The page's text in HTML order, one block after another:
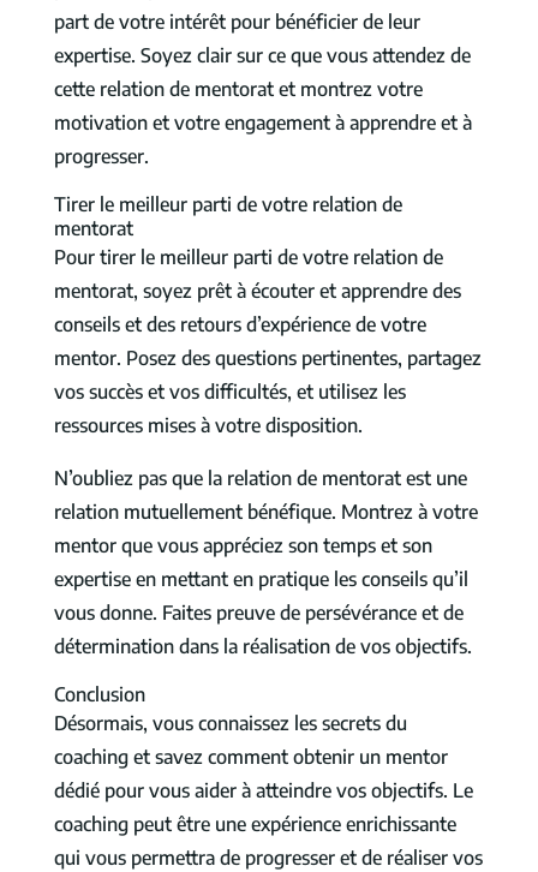
part de votre intérêt pour bénéficier de leur
expertise. Soyez clair sur ce que vous attendez de
cette relation de mentorat et montrez votre
motivation et votre engagement à apprendre et à
progresser.
Tirer le meilleur parti de votre relation de
mentorat
Pour tirer le meilleur parti de votre relation de
mentorat, soyez prêt à écouter et apprendre des
conseils et des retours d’expérience de votre
mentor. Posez des questions pertinentes, partagez
vos succès et vos difficultés, et utilisez les
ressources mises à votre disposition.
N’oubliez pas que la relation de mentorat est une
relation mutuellement bénéfique. Montrez à votre
mentor que vous appréciez son temps et son
expertise en mettant en pratique les conseils qu’il
vous donne. Faites preuve de persévérance et de
détermination dans la réalisation de vos objectifs.
Conclusion
Désormais, vous connaissez les secrets du
coaching et savez comment obtenir un mentor
dédié pour vous aider à atteindre vos objectifs. Le
coaching peut être une expérience enrichissante
qui vous permettra de progresser et de réaliser vos